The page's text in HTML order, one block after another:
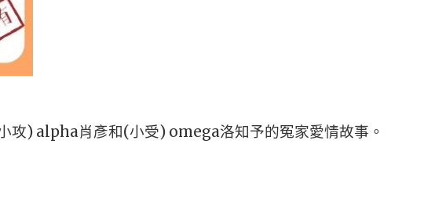
攻) alpha肖彥和(小受) omega洛知予的冤家愛情故事。